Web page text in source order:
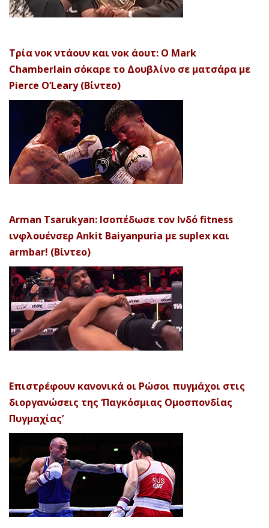
Τρία νοκ ντάουν και νοκ άουτ: Ο Mark
Chamberlain σόκαρε το Δουβλίνο σε ματσάρα με
Pierce O’Leary (Βίντεο)
Arman Tsarukyan: Ισοπέδωσε τον Ινδό fitness
ινφλουένσερ Ankit Baiyanpuria με suplex και
armbar! (Βίντεο)
Επιστρέφουν κανονικά οι Ρώσοι πυγμάχοι στις
διοργανώσεις της ‘Παγκόσμιας Ομοσπονδίας
Πυγμαχίας’